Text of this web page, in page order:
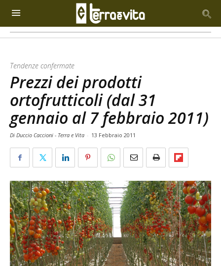
Tendenze confermate
Prezzi dei prodotti
ortofrutticoli (dal 31
gennaio al 7 febbraio 2011)
Di Duccio Caccioni - Terra e Vita - 13 Febbraio 2011